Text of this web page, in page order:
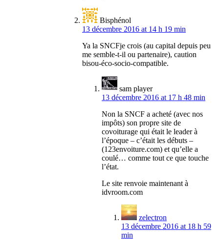
Bisphénol
13 décembre 2016 at 14 h 19 min
Ya la SNCFje crois (au capital depuis peu
me semble-t-il ou partenaire), caution
bisou-éco-socio-compatible.
sam player
13 décembre 2016 at 17 h 48 min
Non la SNCF a acheté (avec nos
impôts) son propre site de
covoiturage qui était le leader à
l’époque – c’était les débuts –
(123envoiture.com) et qu’elle a
coulé… comme tout ce que touche
l’état.
Le site renvoie maintenant à
idvroom.com
zelectron
13 décembre 2016 at 18 h 59
min